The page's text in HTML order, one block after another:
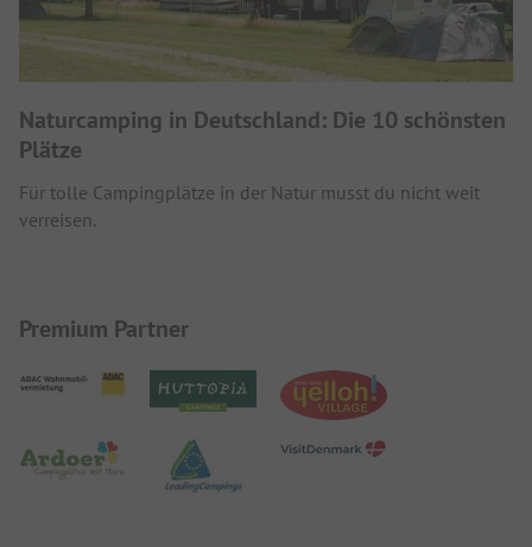
Naturcamping in Deutschland: Die 10 schönsten
Plätze
Für tolle Campingplätze in der Natur musst du nicht weit
verreisen.
Premium Partner